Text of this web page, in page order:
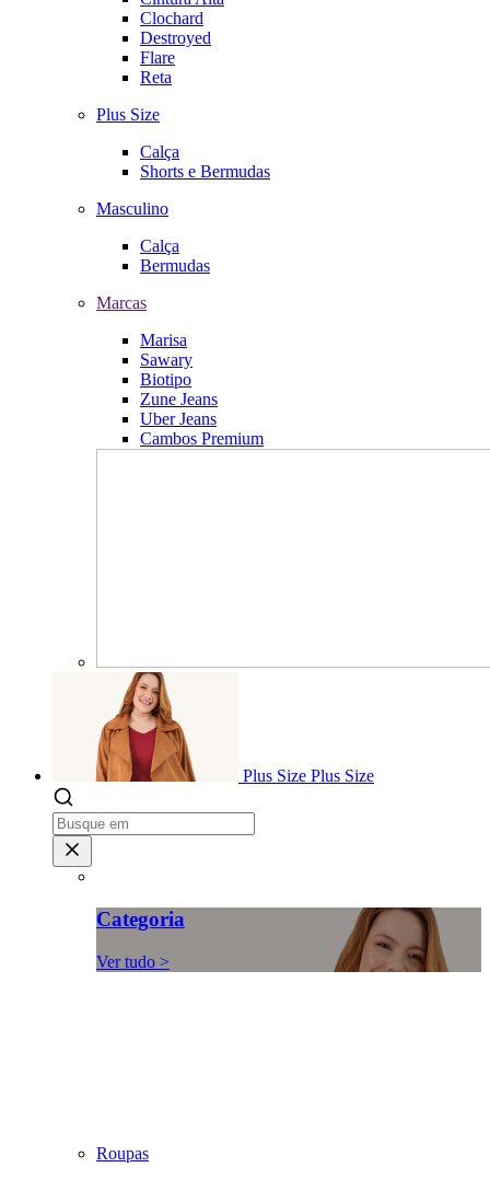
Clochard
Destroyed
Flare
Reta
Plus Size
Calça
Shorts e Bermudas
Masculino
Calça
Bermudas
Marcas
Marisa
Sawary
Biotipo
Zune Jeans
Uber Jeans
Cambos Premium
Plus Size Plus Size
Categoria
Ver tudo >
Roupas